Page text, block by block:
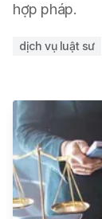
hợp pháp.
dịch vụ luật sư